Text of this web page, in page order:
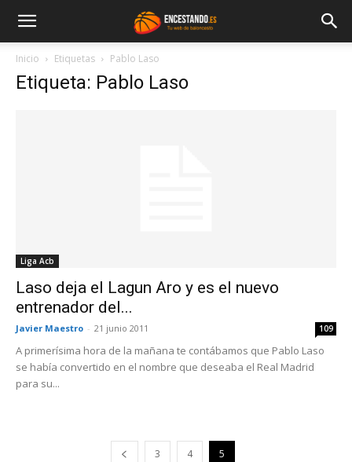
Inicio Etiquetas Pablo Laso
Etiqueta: Pablo Laso
Liga Acb
Laso deja el Lagun Aro y es el nuevo
entrenador del...
Javier Maestro - 21 junio 2011 109
A primerísima hora de la mañana te contábamos que Pablo Laso
se había convertido en el nombre que deseaba el Real Madrid
para su...
3 4 5